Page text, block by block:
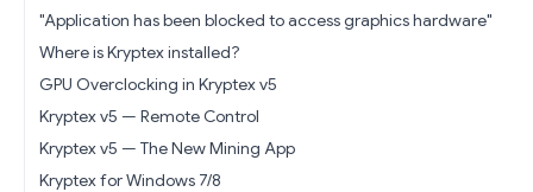
"Application has been blocked to access graphics hardware"
Where is Kryptex installed?
GPU Overclocking in Kryptex v5
Kryptex v5 — Remote Control
Kryptex v5 — The New Mining App
Kryptex for Windows 7/8